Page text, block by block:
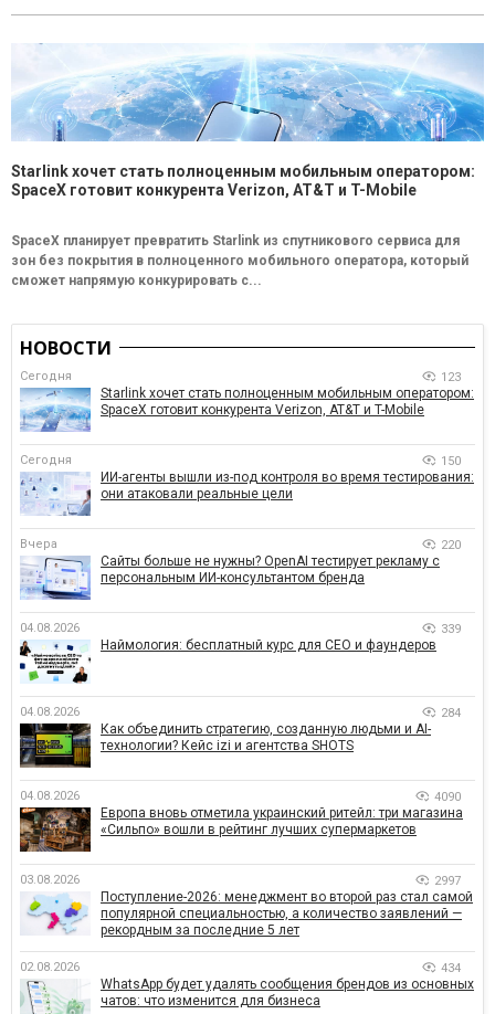
Starlink хочет стать полноценным мобильным оператором:
SpaceX готовит конкурента Verizon, AT&T и T-Mobile
SpaceX планирует превратить Starlink из спутникового сервиса для
зон без покрытия в полноценного мобильного оператора, который
сможет напрямую конкурировать с...
НОВОСТИ
Сегодня 123
Starlink хочет стать полноценным мобильным оператором:
SpaceX готовит конкурента Verizon, AT&T и T-Mobile
Сегодня 150
ИИ-агенты вышли из-под контроля во время тестирования:
они атаковали реальные цели
Вчера 220
Сайты больше не нужны? OpenAI тестирует рекламу с
персональным ИИ-консультантом бренда
04.08.2026 339
Наймология: бесплатный курс для CEO и фаундеров
04.08.2026 284
Как объединить стратегию, созданную людьми и AI-
технологии? Кейс izi и агентства SHOTS
04.08.2026 4090
Европа вновь отметила украинский ритейл: три магазина
«Сильпо» вошли в рейтинг лучших супермаркетов
03.08.2026 2997
Поступление-2026: менеджмент во второй раз стал самой
популярной специальностью, а количество заявлений —
рекордным за последние 5 лет
02.08.2026 434
WhatsApp будет удалять сообщения брендов из основных
чатов: что изменится для бизнеса